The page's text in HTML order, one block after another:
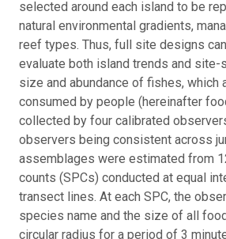
selected around each island to be
natural environmental gradients,
reef types. Thus, full site designs
evaluate both island trends and site-
size and abundance of fishes, which
consumed by people (hereinafter
collected by four calibrated
observers being consistent across
assemblages were estimated from
counts (SPCs) conducted at equal
transect lines. At each SPC, the
species name and the size of all
circular radius for a period of 3